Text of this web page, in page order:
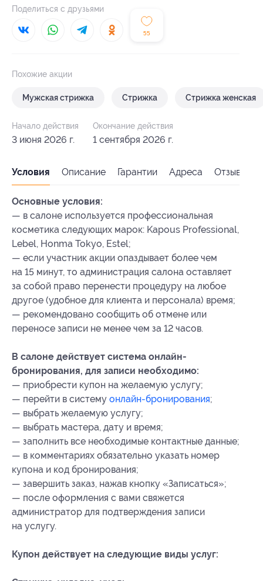
55
Поделиться с друзьями
Похожие акции
Мужская стрижка Стрижка Стрижка женская
Начало действия
3 июня 2026 г.
Окончание действия
1 сентября 2026 г.
Условия Описание Гарантии Адреса Отзывы
Основные условия:
— в салоне используется профессиональная
косметика следующих марок: Kapous Professional,
Lebel, Honma Tokyo, Estel;
— если участник акции опаздывает более чем
на 15 минут, то администрация салона оставляет
за собой право перенести процедуру на любое
другое (удобное для клиента и персонала) время;
— рекомендовано сообщить об отмене или
переносе записи не менее чем за 12 часов.
В салоне действует система онлайн-
бронирования, для записи необходимо:
— ⁠приобрести купон на желаемую услугу;
— ⁠перейти в систему онлайн-бронирования;
— ⁠выбрать желаемую услугу;
— ⁠выбрать мастера, дату и время;
— ⁠⁠заполнить все необходимые контактные данные;
— ⁠в комментариях обязательно указать номер
купона и код бронирования;
— ⁠завершить заказ, нажав кнопку «Записаться»;
— ⁠после оформления с вами свяжется
администратор для подтверждения записи
на услугу.
Купон действует на следующие виды услуг: